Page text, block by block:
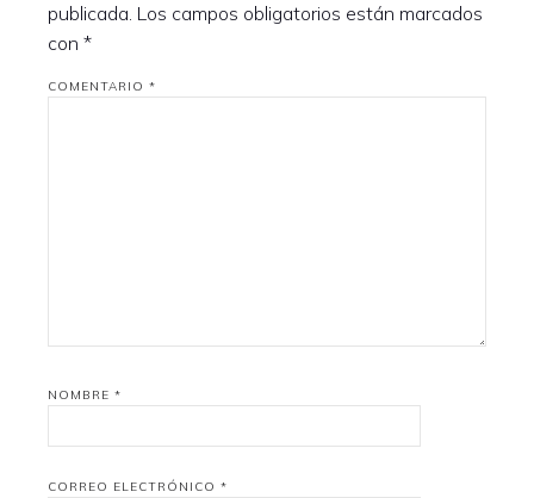
publicada. Los campos obligatorios están marcados
con *
COMENTARIO *
NOMBRE *
CORREO ELECTRÓNICO *